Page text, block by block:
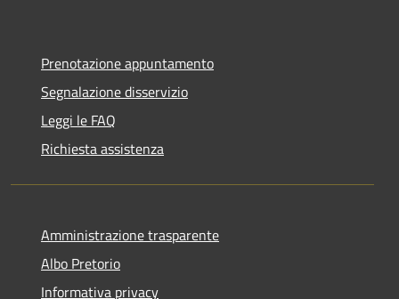
Prenotazione appuntamento
Segnalazione disservizio
Leggi le FAQ
Richiesta assistenza
Amministrazione trasparente
Albo Pretorio
Informativa privacy